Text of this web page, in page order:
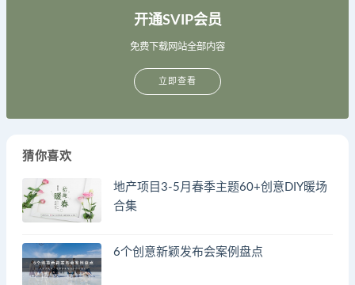
开通SVIP会员
免费下载网站全部内容
立即查看
猜你喜欢
地产项目3-5月春季主题60+创意DIY暖场
合集
6个创意新颖发布会案例盘点